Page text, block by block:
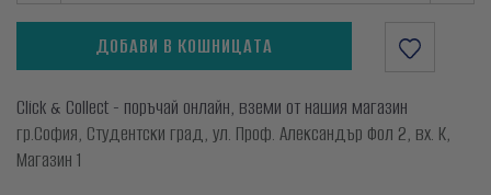
ДОБАВИ В КОШНИЦАТА
Click & Collect - поръчай онлайн, вземи от нашия магазин
гр.София, Студентски град, ул. Проф. Александър Фол 2, вх. К,
Магазин 1